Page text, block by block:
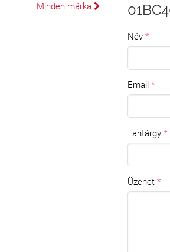
Név
Email
Tantárgy
Üzenet
Minden márka